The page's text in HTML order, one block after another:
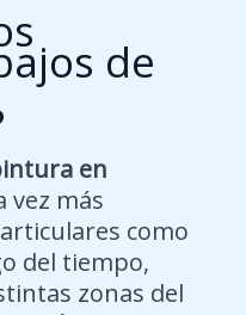
de
en
vez más
como
del tiempo,
zonas del